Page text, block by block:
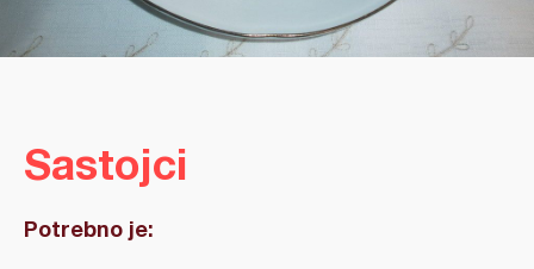
Sastojci
Potrebno je: